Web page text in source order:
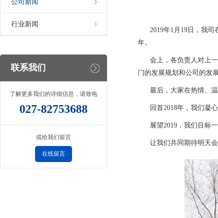
公司新闻
行业新闻
联系我们
了解更多我们的详细信息，请致电
027-82753688
或给我们留言
在线留言
2019年1月19日，我
年。
会上，各负责人对上
门的发展规划和公司的发
最后，大家在热情、
回首2018年，我们凝
展望2019，我们目标
让我们共同期待明天